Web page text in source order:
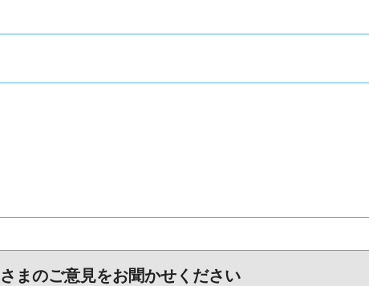
まのご意見をお聞かせください